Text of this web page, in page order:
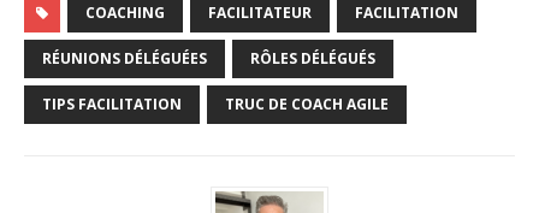
COACHING FACILITATEUR FACILITATION
RÉUNIONS DÉLÉGUÉES RÔLES DÉLÉGUÉS
TIPS FACILITATION TRUC DE COACH AGILE